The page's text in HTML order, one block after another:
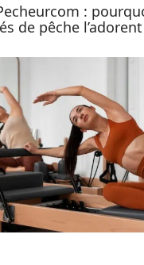
:
de pêche l’adorent